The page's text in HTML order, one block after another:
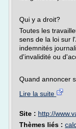
Qui y a droit?
Toutes les
sens de la loi sur
indemnités
d'invalidité ou
Quand annoncer
Lire la suite
Site : http://
Thèmes liés :